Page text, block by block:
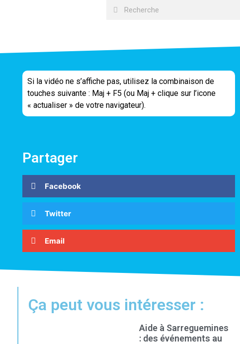
Si la vidéo ne s’affiche pas, utilisez la combinaison de
touches suivante : Maj + F5 (ou Maj + clique sur l’icone
« actualiser » de votre navigateur).
Partager
Facebook
Twitter
Email
Ça peut vous intéresser :
Aide à Sarreguemines
: des événements au